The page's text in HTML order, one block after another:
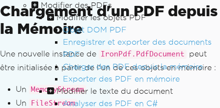
Modifier des PDFs
Modifier les objets PDF
Objet DOM PDF
Enregistrer et exporter des documents
PDF
Charger des PDF depuis la mémoire
Exporter des PDF en mémoire
Modifier le texte du document
Analyser des PDF en C#
Chargement d'un PDF depuis
la Mémoire
Une nouvelle instance de IronPdf.PdfDocument
peut
être initialisée à partir de l'un de ces objets en mémoire :
Un MemoryStream
Un FileStream